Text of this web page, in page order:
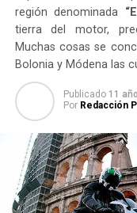
región denominada
tierra del motor,
Muchas cosas se
Bolonia y Módena las
Publicado 11
Por Redacción